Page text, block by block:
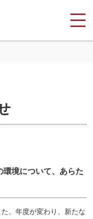
環境について、あらた
、年度が変わり、新たな